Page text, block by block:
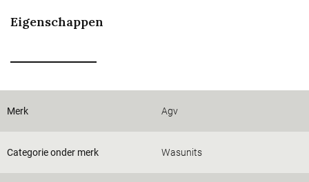
Eigenschappen
Merk Agv
Categorie onder merk Wasunits